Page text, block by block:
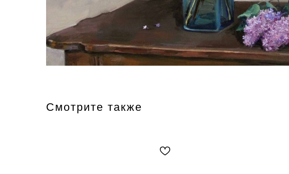
Смотрите также